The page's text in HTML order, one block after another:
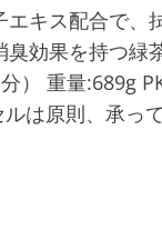
キス配合で
効果を持つ緑
） 重量:689g
は原則、承っ